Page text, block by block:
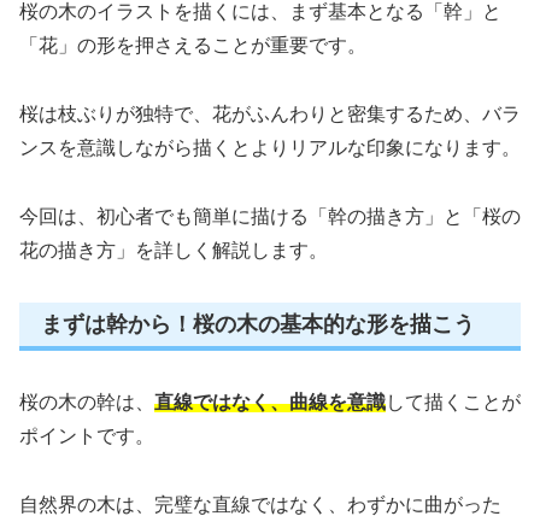
桜の木のイラストを描くには、まず基本となる「幹」と
「花」の形を押さえることが重要です。
桜は枝ぶりが独特で、花がふんわりと密集するため、バラ
ンスを意識しながら描くとよりリアルな印象になります。
今回は、初心者でも簡単に描ける「幹の描き方」と「桜の
花の描き方」を詳しく解説します。
まずは幹から！桜の木の基本的な形を描こう
桜の木の幹は、 直線ではなく、曲線を意識して描くことが
ポイントです。
自然界の木は、完璧な直線ではなく、わずかに曲がった